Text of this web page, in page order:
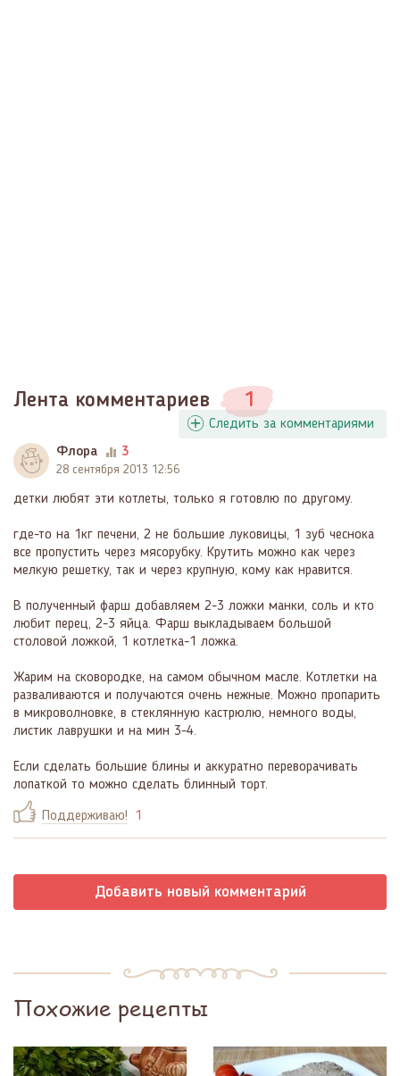
Лента комментариев 1
Следить за комментариями
Флора
3
28 сентября 2013 12:56
детки любят эти котлеты, только я готовлю по другому.
где-то на 1кг печени, 2 не большие луковицы, 1 зуб чеснока
все пропустить через мясорубку. Крутить можно как через
мелкую решетку, так и через крупную, кому как нравится.
В полученный фарш добавляем 2-3 ложки манки, соль и кто
любит перец, 2-3 яйца. Фарш выкладываем большой
столовой ложкой, 1 котлетка-1 ложка.
Жарим на сковородке, на самом обычном масле. Котлетки на
разваливаются и получаются очень нежные. Можно пропарить
в микроволновке, в стеклянную кастрюлю, немного воды,
листик лаврушки и на мин 3-4.
Если сделать большие блины и аккуратно переворачивать
лопаткой то можно сделать блинный торт.
Поддерживаю! 1
Добавить новый комментарий
Похожие рецепты